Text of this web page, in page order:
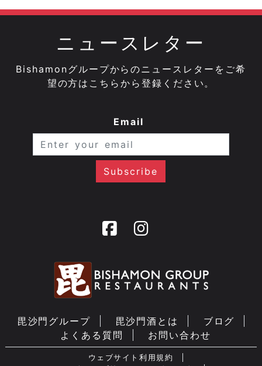
ニュースレター
Bishamonグループからのニュースレターをご希
望の方はこちらから登録ください。
Email
毘沙門グループ 毘沙門酒とは
ブログ
よくある質問
お問い合わせ
ウェブサイト利用規約